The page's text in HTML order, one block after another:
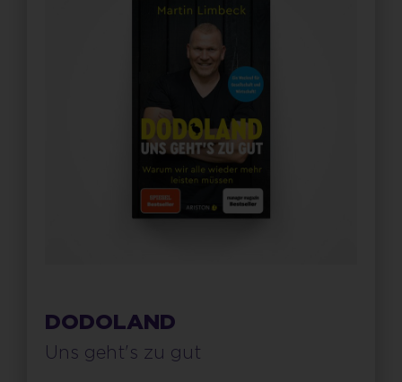
DODOLAND
Uns geht's zu gut